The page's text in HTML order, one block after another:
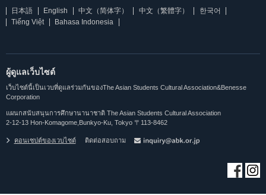
日本語 English 中文（简体字） 中文（繁體字）
한국어
Tiếng Việt
Bahasa Indonesia
ผู้ดูแลเว็บไซต์
เว็บไซต์นี้เป็นเวบที่ดูแลร่วมกันของThe Asian Students Cultural Association&Benesse
Corporation
แผนกสนับสนุนการศึกษานานาชาติ The Asian Students Cultural Association
2-12-13 Hon-Komagome,Bunkyo-Ku, Tokyo 〒113-8462
คอนเซปต์ของเวบไซต์ ติดต่อสอบถาม